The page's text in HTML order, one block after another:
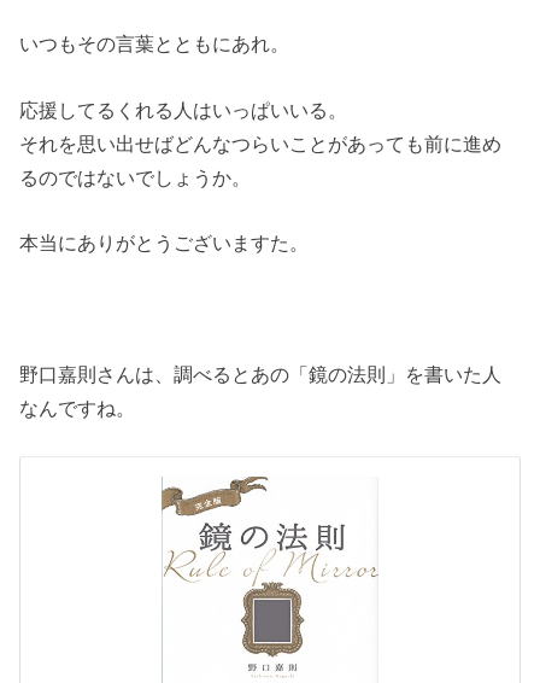
いつもその言葉とともにあれ。
応援してるくれる人はいっぱいいる。
それを思い出せばどんなつらいことがあっても前に進め
るのではないでしょうか。
本当にありがとうございますた。
野口嘉則さんは、調べるとあの「鏡の法則」を書いた人
なんですね。